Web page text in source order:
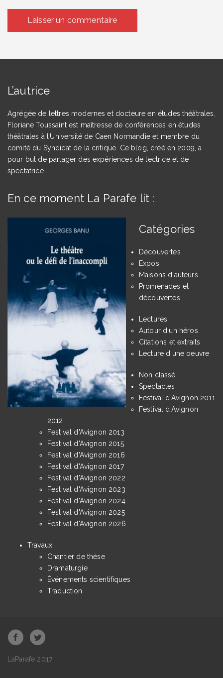
L’autrice
Agrégée de lettres modernes et docteure en études théâtrales,
Floriane Toussaint est maîtresse de conférences en études
théâtrales à l’Université de Caen Normandie et membre du
comité du Syndicat de la critique. Ce blog, créé en 2009, a
pour but de partager des expériences de lectrice et de
spectatrice.
En ce moment La Parafe lit :
Catégories
Découvertes
Expos
Maisons d'auteurs
Promenades et
découvertes
Lectures
Autour d'un héros
Citations et extraits
Lecture d'une oeuvre
Non classé
Spectacles
Festival d'Avignon 2011
Festival d'Avignon
2012
Festival d'Avignon 2013
Festival d'Avignon 2015
Festival d'Avignon 2016
Festival d'Avignon 2017
Festival d'Avignon 2022
Festival d'Avignon 2023
Festival d'Avignon 2024
Festival d'Avignon 2025
Festival d'Avignon 2026
Travaux
Chantier de thèse
Dramaturgie
Événements scientifiques
Traduction
LaParafe 2017